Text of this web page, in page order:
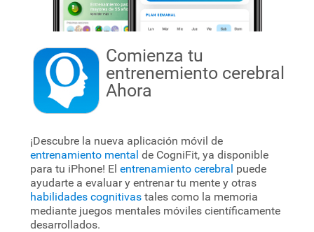
Comienza tu
entrenemiento cerebral
Ahora
¡Descubre la nueva aplicación móvil de
entrenamiento mental de CogniFit, ya disponible
para tu iPhone! El entrenamiento cerebral puede
ayudarte a evaluar y entrenar tu mente y otras
habilidades cognitivastales como la memoria
mediante juegos mentales móviles científicamente
desarrollados.